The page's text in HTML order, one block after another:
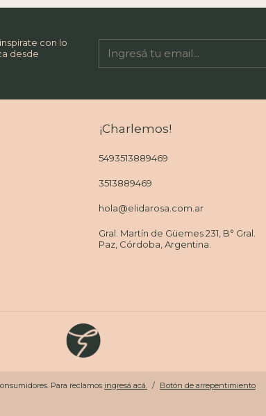
con lo
desde
¡Charlemos!
5493513889469
3513889469
hola@elidarosa.com.ar
Gral. Martín de Güemes 231, B° Gral.
Paz, Córdoba, Argentina.
Para reclamos ingresá acá. / Botón de arrepentimiento